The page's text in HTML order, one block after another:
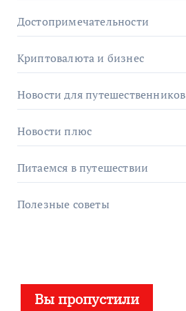
Достопримечательности
Криптовалюта и бизнес
Новости для путешественников
Новости плюс
Питаемся в путешествии
Полезные советы
Вы пропустили